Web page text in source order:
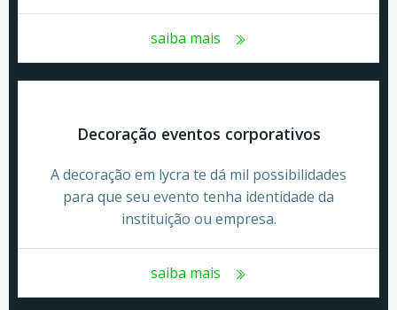
saiba mais
Decoração eventos corporativos
A decoração em lycra te dá mil possibilidades
para que seu evento tenha identidade da
instituição ou empresa.
saiba mais